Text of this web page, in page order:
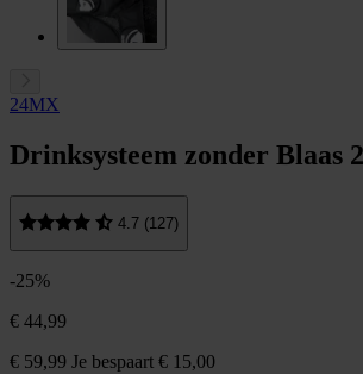
24MX
Drinksysteem zonder Blaas
4.7 (127)
-25%
€ 44,99
€ 59,99 Je bespaart € 15,00